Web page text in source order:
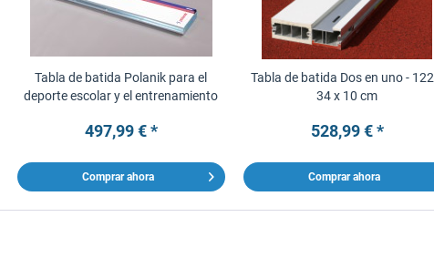
Tabla de batida Polanik para el
deporte escolar y el entrenamiento
497,99 € *
Comprar ahora
Tabla de batida Dos en uno -
34 x 10 cm
528,99 € *
Comprar ahora